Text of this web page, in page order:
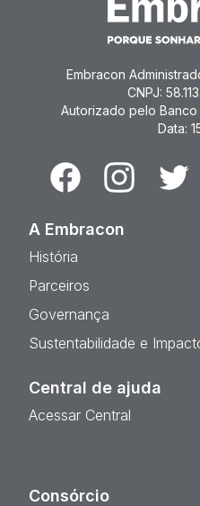
Embracon
CNPJ:
Autorizado pelo
Data:
FacebookInstagramTwitter
A Embracon
História
Parceiros
Governança
Sustentabilidade e
Central de ajuda
Acessar Central
Consórcio